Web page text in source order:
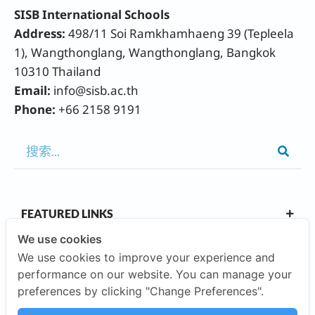
SISB International Schools
Address:498/11 Soi Ramkhamhaeng 39 (Tepleela
1), Wangthonglang, Wangthonglang, Bangkok
10310 Thailand
Email: info@sisb.ac.th
Phone: +66 2158 9191
FEATURED LINKS
OUR CAMPUSES
We use cookies
We use cookies to improve your experience and
performance on our website. You can manage your
preferences by clicking "Change Preferences".